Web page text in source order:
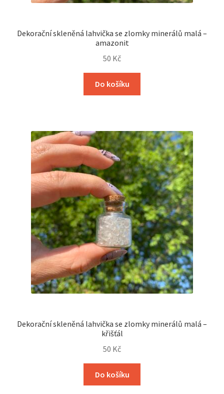
Dekorační skleněná lahvička se zlomky minerálů malá –
amazonit
50 Kč
Do košíku
Dekorační skleněná lahvička se zlomky minerálů malá –
křišťál
50 Kč
Do košíku